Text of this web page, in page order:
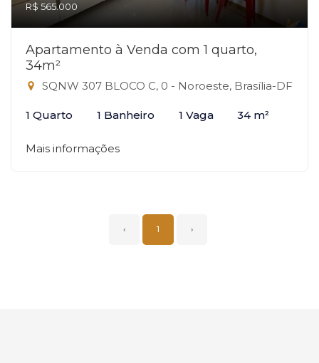
R$ 565.000
Apartamento à Venda com 1 quarto,
34m²
SQNW 307 BLOCO C, 0 - Noroeste, Brasília-DF
1 Quarto 1 Banheiro 1 Vaga 34 m²
Mais informações
‹ 1 ›